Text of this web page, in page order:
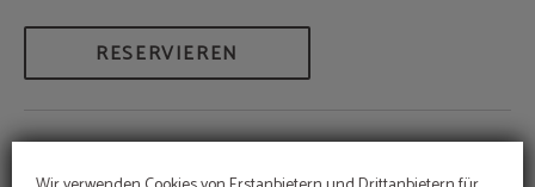
RESERVIEREN